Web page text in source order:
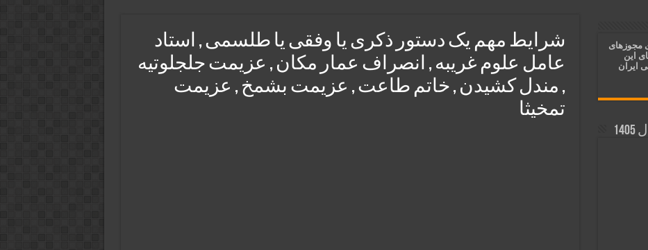
دعا و آسان شدن کارها و برآورده شدن حاجت
حاجت روایی | ذکر اسماء الحسنی برآورده شدن حاجت
شرایط مهم یک دستور ذکری یا وفقی یا طلسمی , استاد
عامل علوم غریبه , انصراف عمار مکان , عزیمت جلجلوتیه
, مندل کشیدن , خاتم طاعت , عزیمت بشمخ , عزیمت
تمخیثا
مجوزهای
این
ایران